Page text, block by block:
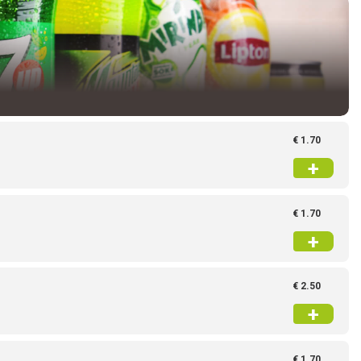
€ 1.70
+
€ 1.70
+
€ 2.50
+